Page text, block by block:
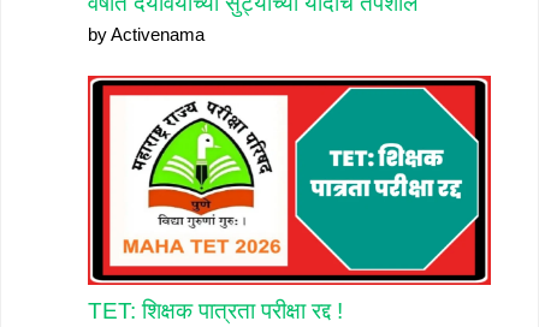
by Activenama
TET: शिक्षक पात्रता परीक्षा रद्द !